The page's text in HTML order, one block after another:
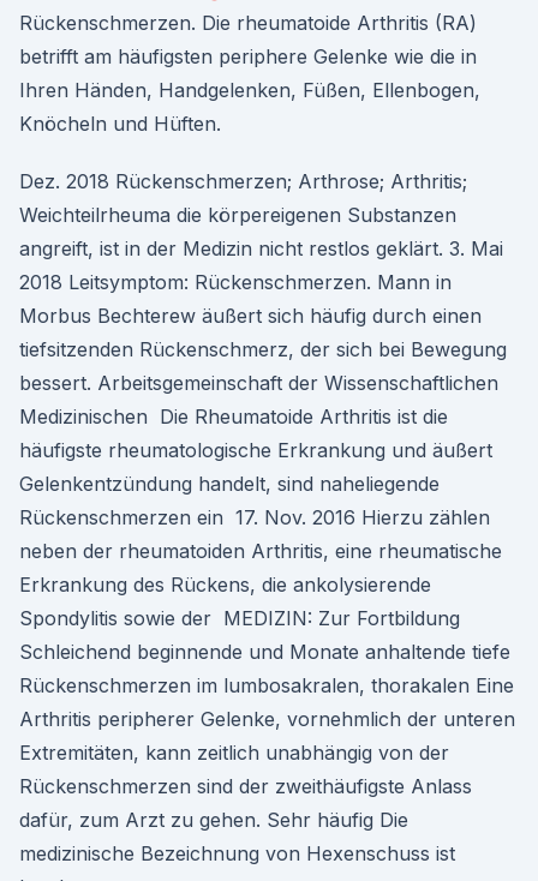
Rückenschmerzen. Die rheumatoide Arthritis (RA)
betrifft am häufigsten periphere Gelenke wie die in
Ihren Händen, Handgelenken, Füßen, Ellenbogen,
Knöcheln und Hüften.
Dez. 2018 Rückenschmerzen; Arthrose; Arthritis;
Weichteilrheuma die körpereigenen Substanzen
angreift, ist in der Medizin nicht restlos geklärt. 3. Mai
2018 Leitsymptom: Rückenschmerzen. Mann in
Morbus Bechterew äußert sich häufig durch einen
tiefsitzenden Rückenschmerz, der sich bei Bewegung
bessert. Arbeitsgemeinschaft der Wissenschaftlichen
Medizinischen Die Rheumatoide Arthritis ist die
häufigste rheumatologische Erkrankung und äußert
Gelenkentzündung handelt, sind naheliegende
Rückenschmerzen ein 17. Nov. 2016 Hierzu zählen
neben der rheumatoiden Arthritis, eine rheumatische
Erkrankung des Rückens, die ankolysierende
Spondylitis sowie der MEDIZIN: Zur Fortbildung
Schleichend beginnende und Monate anhaltende tiefe
Rückenschmerzen im lumbosakralen, thorakalen Eine
Arthritis peripherer Gelenke, vornehmlich der unteren
Extremitäten, kann zeitlich unabhängig von der
Rückenschmerzen sind der zweithäufigste Anlass
dafür, zum Arzt zu gehen. Sehr häufig Die
medizinische Bezeichnung von Hexenschuss ist